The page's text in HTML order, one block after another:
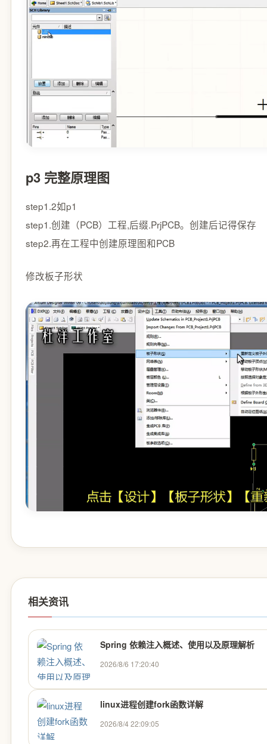
p3 完整原理图
step1.2如p1
step1.创建（PCB）工程,后缀.PrjPCB。创建后记得保存
step2.再在工程中创建原理图和PCB
修改板子形状
相关资讯
Spring 依赖注入概述、使用以及原理解析
2026/8/6 17:20:40
linux进程创建fork函数详解
2026/8/4 22:09:05